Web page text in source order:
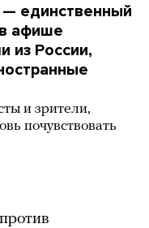
— единственный
афише
из России,
и зрители,
почувствовать